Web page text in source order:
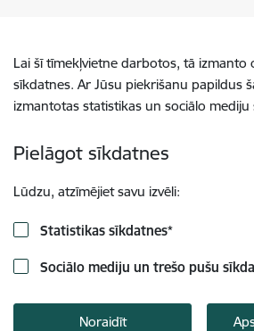
Lai šī tīmekļvietne darbotos, tā izmanto
sīkdatnes. Ar Jūsu piekrišanu papildus
izmantotas statistikas un sociālo mediju
Pielāgot sīkdatnes
Lūdzu, atzīmējiet savu izvēli:
Statistikas sīkdatnes*
Sociālo mediju un trešo pušu
Noraidīt